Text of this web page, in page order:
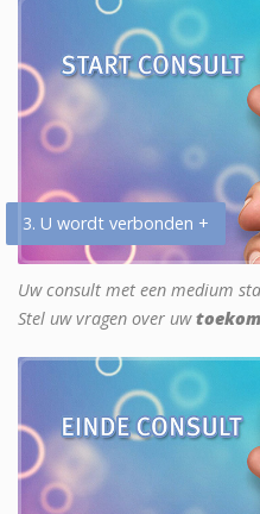
3. U wordt verbonden +
Uw consult met een medium
Stel uw vragen over uw